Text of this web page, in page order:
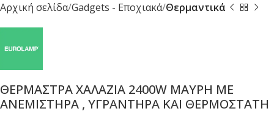
Αρχική σελίδα Gadgets - Εποχιακά Θερμαντικά
ΘΕΡΜΑΣΤΡΑ ΧΑΛΑΖΙΑ 2400W ΜΑΥΡΗ ΜΕ
ΑΝΕΜΙΣΤΗΡΑ , ΥΓΡΑΝΤΗΡΑ ΚΑΙ ΘΕΡΜΟΣΤΑΤΗ